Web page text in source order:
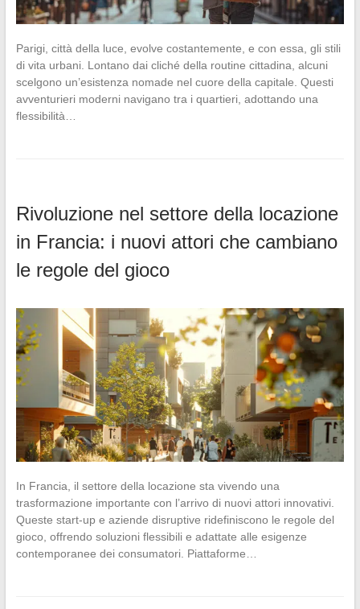
Parigi, città della luce, evolve costantemente, e con essa, gli stili
di vita urbani. Lontano dai cliché della routine cittadina, alcuni
scelgono un’esistenza nomade nel cuore della capitale. Questi
avventurieri moderni navigano tra i quartieri, adottando una
flessibilità…
Rivoluzione nel settore della locazione
in Francia: i nuovi attori che cambiano
le regole del gioco
In Francia, il settore della locazione sta vivendo una
trasformazione importante con l’arrivo di nuovi attori innovativi.
Queste start-up e aziende disruptive ridefiniscono le regole del
gioco, offrendo soluzioni flessibili e adattate alle esigenze
contemporanee dei consumatori. Piattaforme…